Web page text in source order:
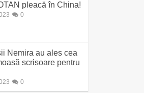
pleacă în China!
0
Nemira au ales cea
scrisoare pentru
0